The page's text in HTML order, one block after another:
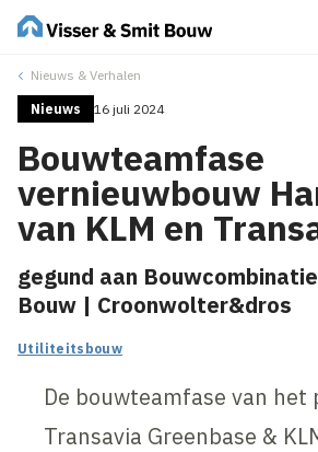
Nieuws & Verhalen
Nieuws 16 juli 2024
Bouwteamfase
vernieuwbouw
van KLM en
gegund aan
Bouw | Croonwolter&dros
Utiliteitsbouw
De bouwteamfase van het
Transavia Greenbase &